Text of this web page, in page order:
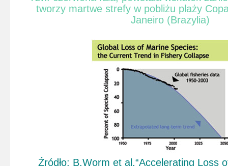
tworzy martwe strefy w pobliżu plaży
Janeiro (Brazylia)
Źródło: B.Worm et al,“Accelerating Loss